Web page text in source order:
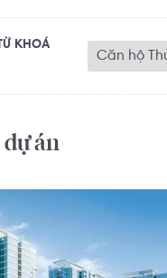
KHOÁ
Căn hộ
án